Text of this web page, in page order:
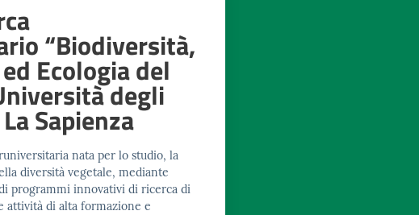
“Biodiversità,
Ecologia del
degli
Sapienza
nata per lo studio, la
diversità vegetale, mediante
programmi innovativi di ricerca di
attività di alta formazione e